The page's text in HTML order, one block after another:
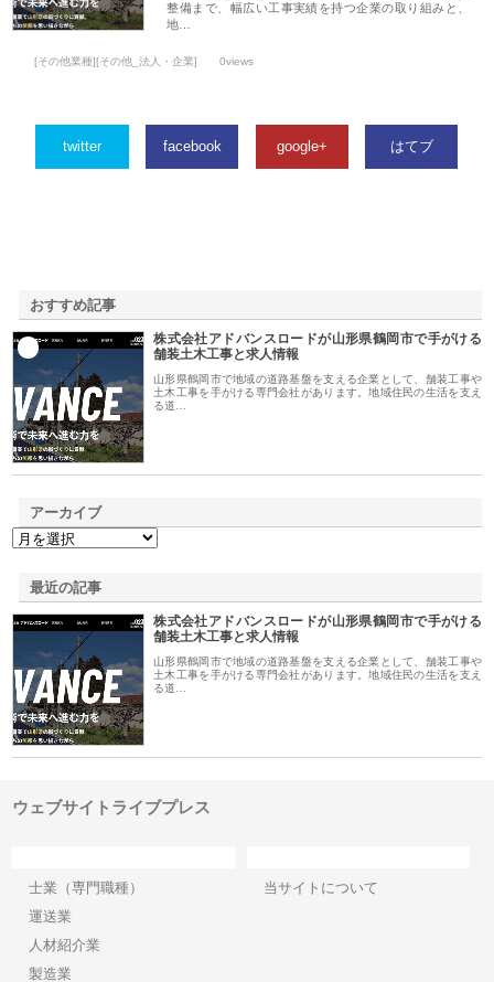
整備まで、幅広い工事実績を持つ企業の取り組みと、
地…
[その他業種][その他_法人・企業] 0views
twitter facebook google+ はてブ
おすすめ記事
株式会社アドバンスロードが山形県鶴岡市で手がける
舗装土木工事と求人情報
山形県鶴岡市で地域の道路基盤を支える企業として、舗装工事や
土木工事を手がける専門会社があります。地域住民の生活を支え
る道…
アーカイブ
最近の記事
株式会社アドバンスロードが山形県鶴岡市で手がける
舗装土木工事と求人情報
山形県鶴岡市で地域の道路基盤を支える企業として、舗装工事や
土木工事を手がける専門会社があります。地域住民の生活を支え
る道…
ウェブサイトライブプレス
士業（専門職種）
運送業
人材紹介業
製造業
当サイトについて